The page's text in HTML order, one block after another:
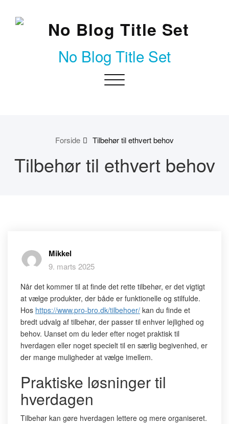
content
No Blog Title Set
Toggle
Forside Tilbehør til ethvert behov
Tilbehør til ethvert behov
Mikkel
9. marts 2025
Når det kommer til at finde det rette tilbehør, er det vigtigt
at vælge produkter, der både er funktionelle og stilfulde.
Hos https://www.pro-bro.dk/tilbehoer/ kan du finde et
bredt udvalg af tilbehør, der passer til enhver lejlighed og
behov. Uanset om du leder efter noget praktisk til
hverdagen eller noget specielt til en særlig begivenhed, er
der mange muligheder at vælge imellem.
Praktiske løsninger til
hverdagen
Tilbehør kan gøre hverdagen lettere og mere organiseret.